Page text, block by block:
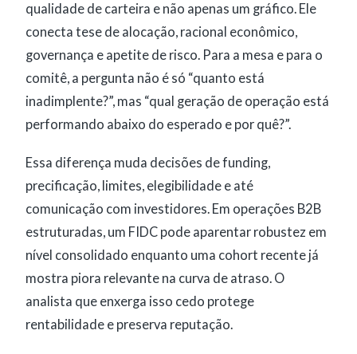
qualidade de carteira e não apenas um gráfico. Ele
conecta tese de alocação, racional econômico,
governança e apetite de risco. Para a mesa e para o
comitê, a pergunta não é só “quanto está
inadimplente?”, mas “qual geração de operação está
performando abaixo do esperado e por quê?”.
Essa diferença muda decisões de funding,
precificação, limites, elegibilidade e até
comunicação com investidores. Em operações B2B
estruturadas, um FIDC pode aparentar robustez em
nível consolidado enquanto uma cohort recente já
mostra piora relevante na curva de atraso. O
analista que enxerga isso cedo protege
rentabilidade e preserva reputação.